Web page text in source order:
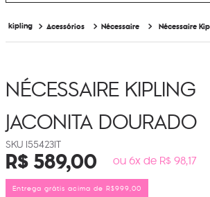
Acessórios Nécessaire Nécessaire
NÉCESSAIRE KIPLING
JACONITADOURADO
I55423IT
R$589,00 ou 6x de R$ 98,17
Entrega grátis acima de R$999,00